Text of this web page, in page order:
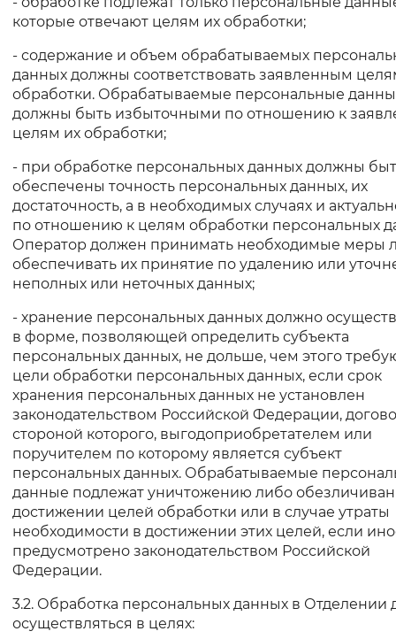
которые отвечают целям их обработки;
- содержание и объем обрабатываемых
данных должны соответствовать заявленным
обработки. Обрабатываемые персональные
должны быть избыточными по отношению к
целям их обработки;
- при обработке персональных данных должны
обеспечены точность персональных данных, их
достаточность, а в необходимых случаях и
по отношению к целям обработки персональных
Оператор должен принимать необходимые меры
обеспечивать их принятие по удалению или
неполных или неточных данных;
- хранение персональных данных должно
в форме, позволяющей определить субъекта
персональных данных, не дольше, чем этого
цели обработки персональных данных, если срок
хранения персональных данных не установлен
законодательством Российской Федерации,
стороной которого, выгодоприобретателем или
поручителем по которому является субъект
персональных данных. Обрабатываемые
данные подлежат уничтожению либо
достижении целей обработки или в случае утраты
необходимости в достижении этих целей, если
предусмотрено законодательством Российской
Федерации.
3.2. Обработка персональных данных в Отделении
осуществляться в целях: